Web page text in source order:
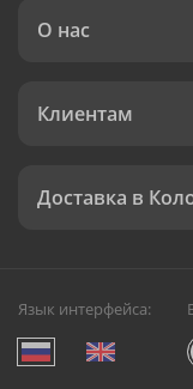
О нас
Клиентам
Доставка в
Язык интерфейса: